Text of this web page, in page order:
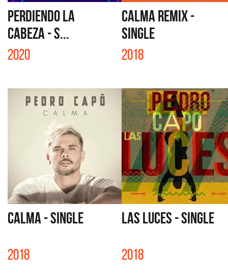
PERDIENDO LA
CABEZA - S...
2020
CALMA REMIX -
SINGLE
2018
CALMA - SINGLE
2018
LAS LUCES - SINGLE
2018